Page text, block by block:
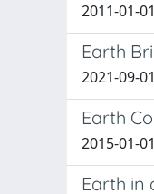
2011-01-
Earth
2021-09-
Earth
2015-01-
Earth in